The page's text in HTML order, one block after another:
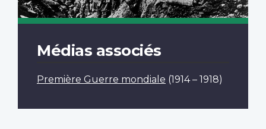
Médias associés
Première Guerre mondiale (1914 – 1918)